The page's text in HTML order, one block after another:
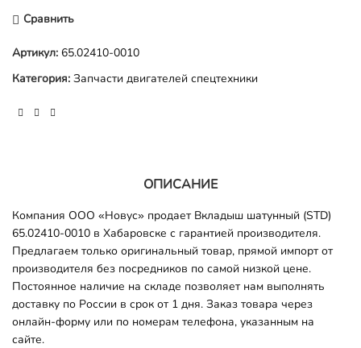
Сравнить
Артикул: 65.02410-0010
Категория: Запчасти двигателей спецтехники
ОПИСАНИЕ
Компания ООО «Новус» продает Вкладыш шатунный (STD)
65.02410-0010 в Хабаровске с гарантией производителя.
Предлагаем только оригинальный товар, прямой импорт от
производителя без посредников по самой низкой цене.
Постоянное наличие на складе позволяет нам выполнять
доставку по России в срок от 1 дня. Заказ товара через
онлайн-форму или по номерам телефона, указанным на
сайте.